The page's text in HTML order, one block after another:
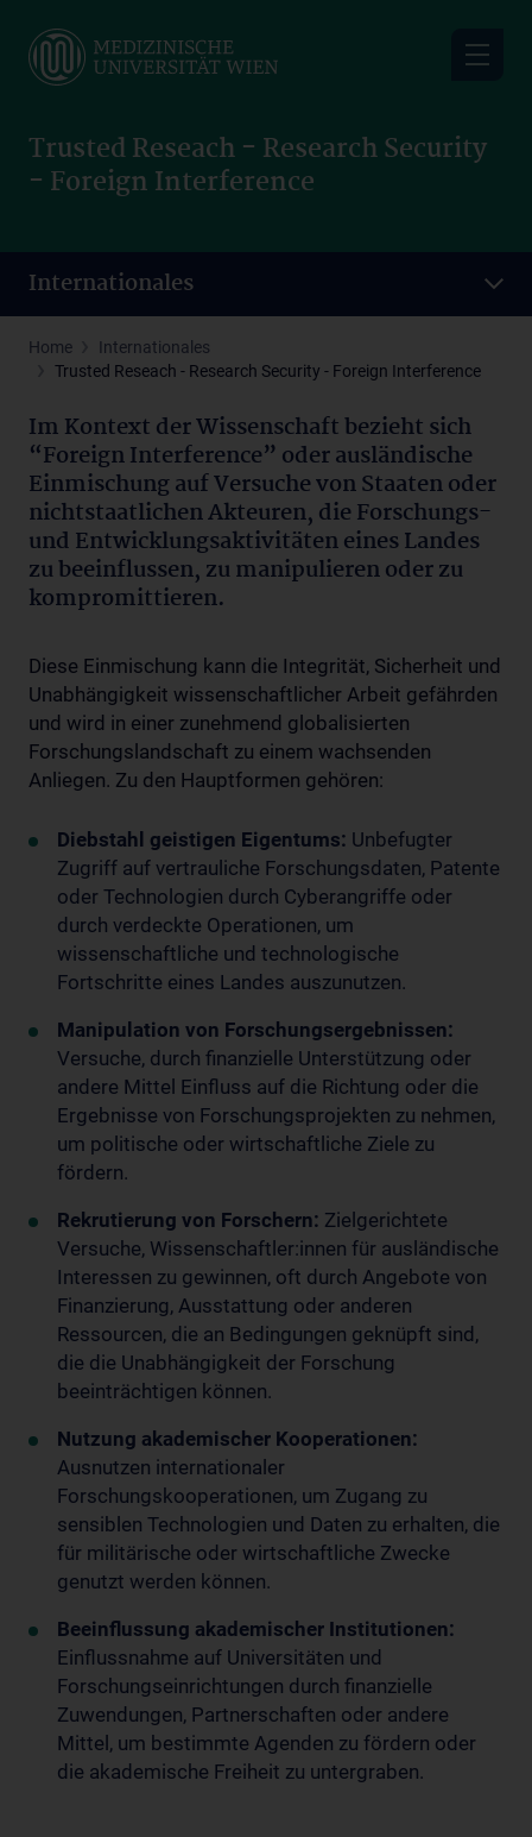
main
Trusted Reseach - Research Security
- Foreign Interference
Internationales
Home
Internationales
Trusted Reseach - Research Security - Foreign Interference
Im Kontext der Wissenschaft bezieht sich
“Foreign Interference” oder ausländische
Einmischung auf Versuche von Staaten oder
nichtstaatlichen Akteuren, die Forschungs-
und Entwicklungsaktivitäten eines Landes
zu beeinflussen, zu manipulieren oder zu
kompromittieren.
Diese Einmischung kann die Integrität, Sicherheit und
Unabhängigkeit wissenschaftlicher Arbeit gefährden
und wird in einer zunehmend globalisierten
Forschungslandschaft zu einem wachsenden
Anliegen. Zu den Hauptformen gehören:
Diebstahl geistigen Eigentums: Unbefugter
Zugriff auf vertrauliche Forschungsdaten, Patente
oder Technologien durch Cyberangriffe oder
durch verdeckte Operationen, um
wissenschaftliche und technologische
Fortschritte eines Landes auszunutzen.
Manipulation von Forschungsergebnissen:
Versuche, durch finanzielle Unterstützung oder
andere Mittel Einfluss auf die Richtung oder die
Ergebnisse von Forschungsprojekten zu nehmen,
um politische oder wirtschaftliche Ziele zu
fördern.
Rekrutierung von Forschern: Zielgerichtete
Versuche, Wissenschaftler:innen für ausländische
Interessen zu gewinnen, oft durch Angebote von
Finanzierung, Ausstattung oder anderen
Ressourcen, die an Bedingungen geknüpft sind,
die die Unabhängigkeit der Forschung
beeinträchtigen können.
Nutzung akademischer Kooperationen:
Ausnutzen internationaler
Forschungskooperationen, um Zugang zu
sensiblen Technologien und Daten zu erhalten, die
für militärische oder wirtschaftliche Zwecke
genutzt werden können.
Beeinflussung akademischer Institutionen:
Einflussnahme auf Universitäten und
Forschungseinrichtungen durch finanzielle
Zuwendungen, Partnerschaften oder andere
Mittel, um bestimmte Agenden zu fördern oder
die akademische Freiheit zu untergraben.